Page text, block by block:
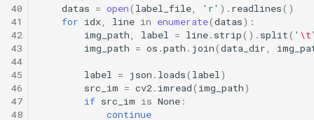
40
41
42
43
44
45
46
47
48
datas = open( label_file, 'r' ) . readlines()
for idx, line in enumerate(datas):
img_path, label = line. strip() . split( ' \t
img_path = os .path . join(data_dir,
label = json . loads( label)
src_im = cv2. imread( img_path)
if src_im is None :
continue